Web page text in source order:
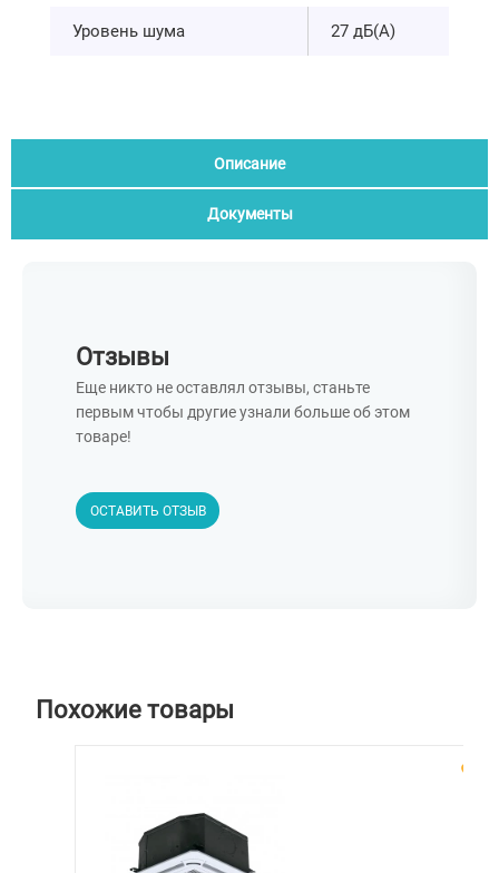
Уровень шума 27 дБ(А)
Описание
Документы
Отзывы
Еще никто не оставлял отзывы, станьте
первым чтобы другие узнали больше об этом
товаре!
ОСТАВИТЬ ОТЗЫВ
Похожие товары